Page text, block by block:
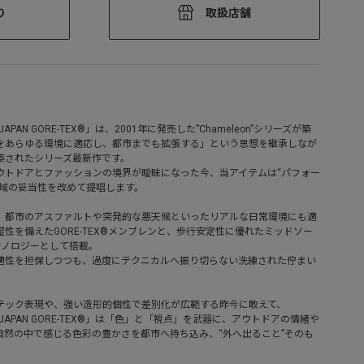
取扱店舗
GORE-TEX®」は、2001年に発売した”Chameleon”シリーズが築
らゆる環境に適応し、都市までも拡張する」という思想を継承しなが
れたシリーズ最新作です。
ドアとファッションの境界が曖昧になった今、当アイテムは“パフォー
の妥当性を改めて提唱します。
市のアスファルトや突発的な悪天候といったリアルな日常環境にも適
を備えたGORE-TEX®メンブレンと、歩行安定性に優れたミッドソー
ロジーとして搭載。
を担保しつつも、過度にテクニカルへ振り切らない洗練された佇まい
ク表現や、強い造形的個性で差別化が広範する昨今に敢えて、
GORE-TEX®」は「色」と「視点」を武器に、アウトドアの情緒や
の中で感じる色彩の豊かさを都市へ持ち込み、“外へ出ること”そのも